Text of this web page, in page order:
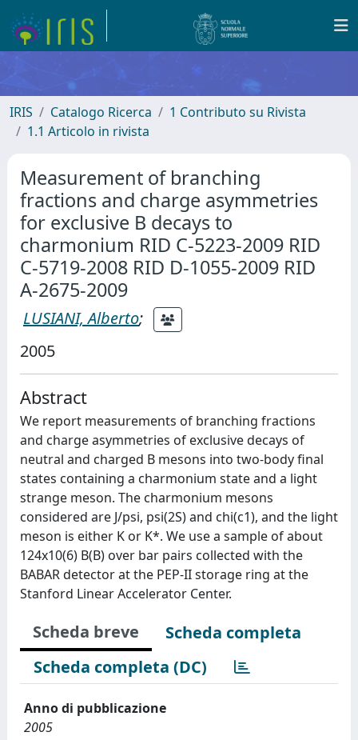
IRIS Catalogo Ricerca
1 Contributo su Rivista
1.1 Articolo in rivista
Measurement of branching
fractions and charge asymmetries
for exclusive B decays to
charmonium RID C-5223-2009 RID
C-5719-2008 RID D-1055-2009 RID
A-2675-2009
LUSIANI, Alberto;
2005
Abstract
We report measurements of branching fractions
and charge asymmetries of exclusive decays of
neutral and charged B mesons into two-body final
states containing a charmonium state and a light
strange meson. The charmonium mesons
considered are J/psi, psi(2S) and chi(c1), and the light
meson is either K or K*. We use a sample of about
124x10(6) B(B) over bar pairs collected with the
BABAR detector at the PEP-II storage ring at the
Stanford Linear Accelerator Center.
Scheda breve
Scheda completa
Scheda completa (DC)
Anno di pubblicazione
2005